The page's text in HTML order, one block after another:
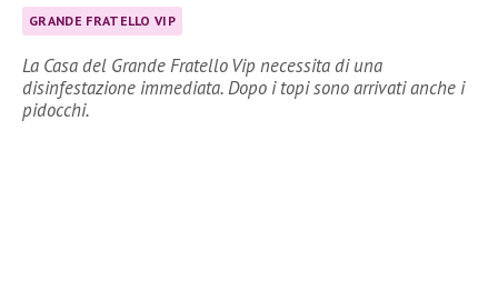
GRANDE FRATELLO VIP
La Casa del Grande Fratello Vip necessita di una
disinfestazione immediata. Dopo i topi sono arrivati anche i
pidocchi.